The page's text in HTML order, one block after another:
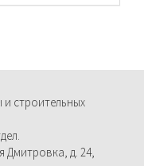
и строительных
Дмитровка, д. 24,